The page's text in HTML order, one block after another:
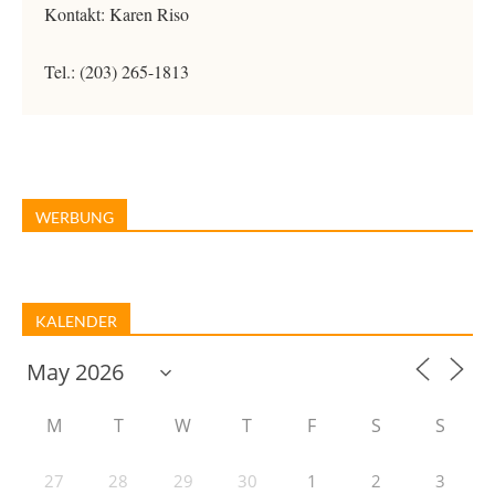
Kontakt: Karen Riso
Tel.: (203) 265-1813
WERBUNG
KALENDER
M T W T F S S
27 28 29 30 1 2 3